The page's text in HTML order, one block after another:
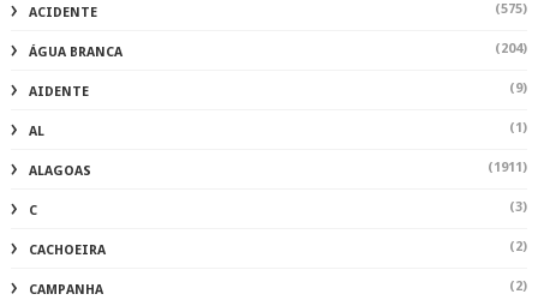
ACIDENTE (575)
ÁGUA BRANCA (204)
AIDENTE (9)
AL (1)
ALAGOAS (1911)
C (3)
CACHOEIRA (2)
CAMPANHA (2)